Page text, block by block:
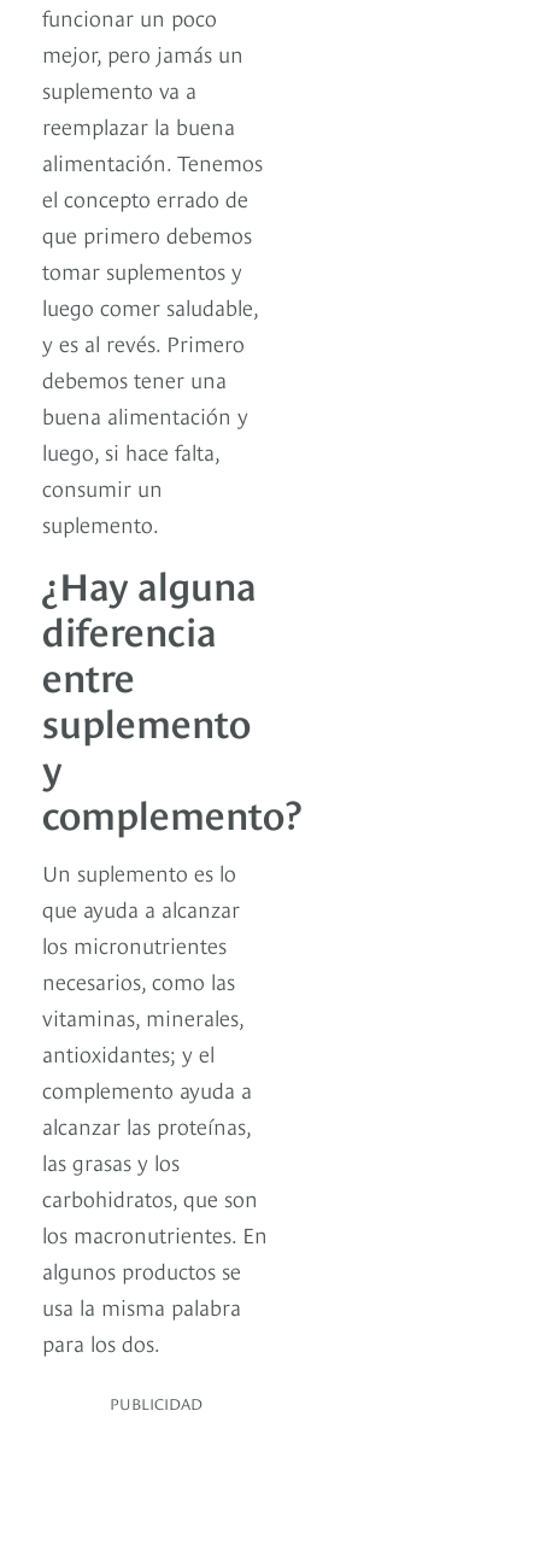
funcionar un poco
mejor, pero jamás un
suplemento va a
reemplazar la buena
alimentación. Tenemos
el concepto errado de
que primero debemos
tomar suplementos y
luego comer saludable,
y es al revés. Primero
debemos tener una
buena alimentación y
luego, si hace falta,
consumir un
suplemento.
¿Hay alguna
diferencia
entre
suplemento
y
complemento?
Un suplemento es lo
que ayuda a alcanzar
los micronutrientes
necesarios, como las
vitaminas, minerales,
antioxidantes; y el
complemento ayuda a
alcanzar las proteínas,
las grasas y los
carbohidratos, que son
los macronutrientes. En
algunos productos se
usa la misma palabra
para los dos.
PUBLICIDAD